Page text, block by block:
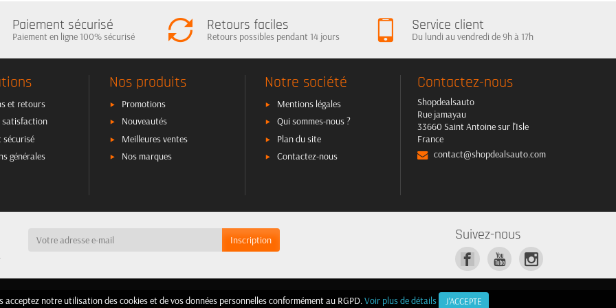
notre utilisation des cookies et de vos données personnelles conformément au RGPD.Voir plus de détails J'ACCEPTE
Paiement sécurisé
Paiement en ligne 100% sécurisé
Retours faciles
Retours possibles pendant 14 jours
Service client
Du lundi au vendredi de 9h à 17h
et retours
satisfaction
sécurisé
générales
Nos produits
Promotions
Nouveautés
Meilleures ventes
Nos marques
Notre société
Mentions légales
Qui sommes-nous ?
Plan du site
Contactez-nous
Contactez-nous
Shopdealsauto
Rue jamayau
33660 Saint Antoine sur l'Isle
France
contact@shopdealsauto.com
notre utilisation des cookies et de vos données personnelles conformément au RGPD.Voir plus de détails J'ACCEPTE
Suivez-nous